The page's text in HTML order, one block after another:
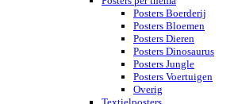
Posters Boerderij
Posters Bloemen
Posters Dieren
Posters Dinosaurus
Posters Jungle
Posters Voertuigen
Overig